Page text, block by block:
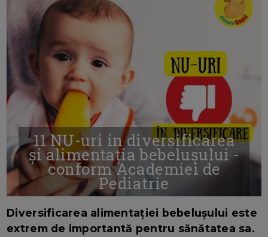
11 NU-uri in diversificarea
și alimentația bebelușului -
conform Academiei de
Pediatrie
Diversificarea alimentației bebelușului este
extrem de importantă pentru sănătatea sa.